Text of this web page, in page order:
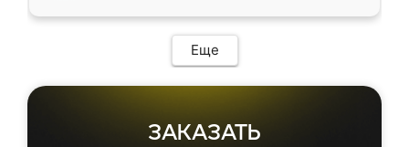
Еще
ЗАКАЗАТЬ